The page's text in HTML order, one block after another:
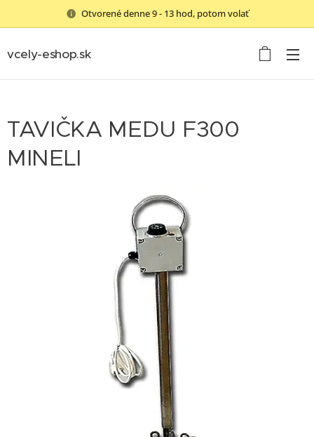
Otvorené denne 9 - 13 hod, potom volať
vcely-eshop.sk
TAVIČKA MEDU F300
MINELI